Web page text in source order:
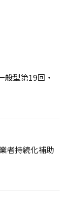
型第19回・
者持続化補助